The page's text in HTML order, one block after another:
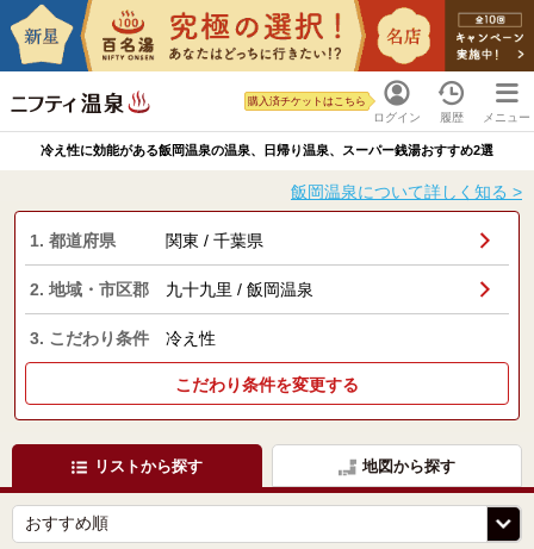
ログイン
購入済チケットはこちら
履歴 メニュー
冷え性に効能がある飯岡温泉の温泉、日帰り温泉、スーパー銭湯おすすめ2選
飯岡温泉について詳しく知る >
1. 都道府県 関東 / 千葉県
2. 地域・市区郡 九十九里 / 飯岡温泉
3. こだわり条件 冷え性
こだわり条件を変更する
リストから探す 地図から探す